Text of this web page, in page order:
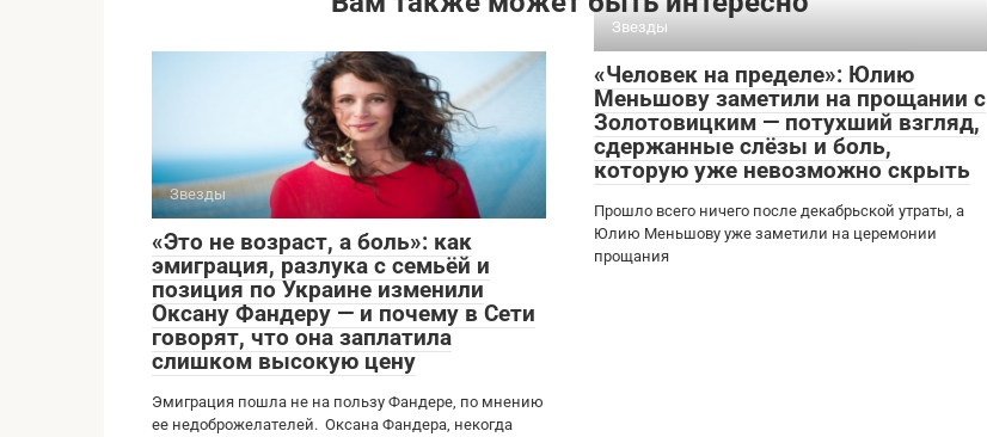
Звезды
«Это не возраст, а боль»: как
эмиграция, разлука с семьёй и
позиция по Украине изменили
Оксану Фандеру — и почему в Сети
говорят, что она заплатила
слишком высокую цену
Эмиграция пошла не на пользу Фандере, по мнению
ее недоброжелателей. Оксана Фандера, некогда
Звезды
«Человек на пределе»: Юлию
Меньшову заметили на прощании с
Золотовицким — потухший взгляд,
сдержанные слёзы и боль,
которую уже невозможно скрыть
Прошло всего ничего после декабрьской утраты, а
Юлию Меньшову уже заметили на церемонии
прощания